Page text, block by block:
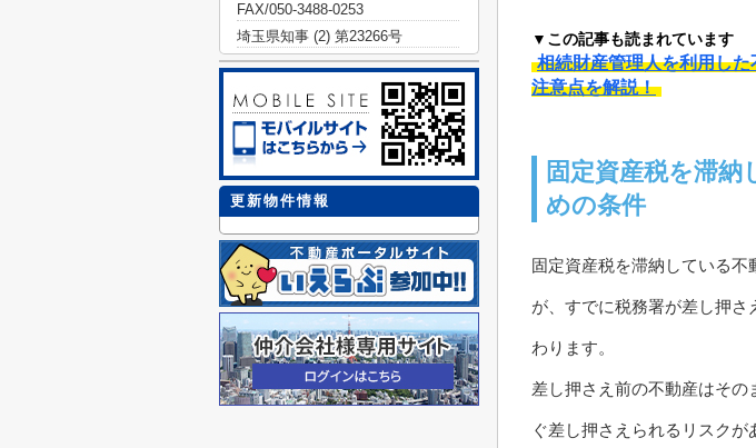
▼この記事も読まれています
相続財産管理人を利用し
注意点を解説！
固定資産税を滞
めの条件
固定資産税を滞納している
が、すでに税務署が差し押
わります。
差し押さえ前の不動産はそ
ぐ差し押さえられるリスク
FAX/050-3488-0253
埼玉県知事 (2) 第23266号
更新物件情報